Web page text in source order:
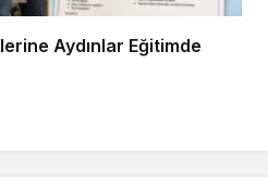
Eğitimde